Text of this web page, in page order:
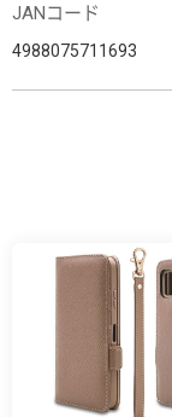
JANコード
4988075711693